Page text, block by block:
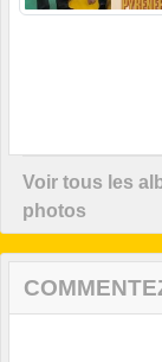
Voir tous les
photos